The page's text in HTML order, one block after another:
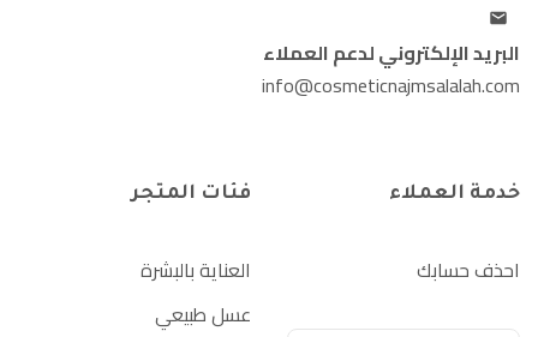
البريد الإلكتروني لدعم العملاء
info@cosmeticnajmsalalah.com
خدمة العملاء
احذف حسابك
فئات المتجر
العناية بالبشرة
عسل طبيعي